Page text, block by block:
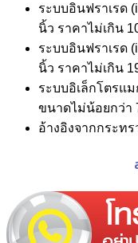
ระบบอินฟราเรด
นิ้ว ราคาไม่เกิน
ระบบอินฟราเรด
นิ้ว ราคาไม่เกิน
ระบบอิเล็กโตรแม
ขนาดไม่น้อยกว่า
อ้างอิงจากกระทร